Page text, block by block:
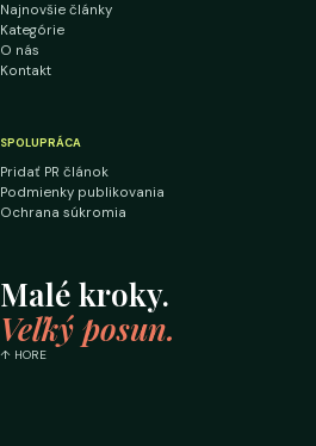
Najnovšie články
Kategórie
O nás
Kontakt
SPOLUPRÁCA
Pridať PR článok
Podmienky publikovania
Ochrana súkromia
Malé kroky.
Veľký posun.
↑ HORE